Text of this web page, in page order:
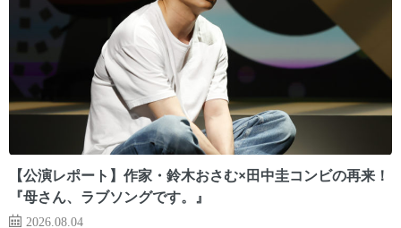
【公演レポート】作家・鈴木おさむ×田中圭コンビの再来！
『母さん、ラブソングです。』
2026.08.04